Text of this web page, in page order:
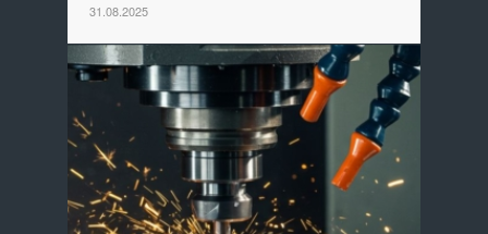
31.08.2025